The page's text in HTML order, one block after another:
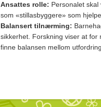
Ansattes rolle: Personalet
som «stillasbyggere» som
Balansert tilnærming:
sikkerhet. Forskning viser at for
finne balansen mellom